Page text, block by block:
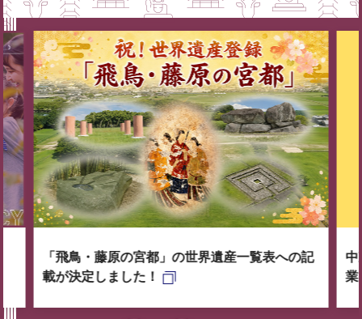
「飛鳥・藤原の宮都」の世界遺産一覧表への記
載が決定しました！
中
業